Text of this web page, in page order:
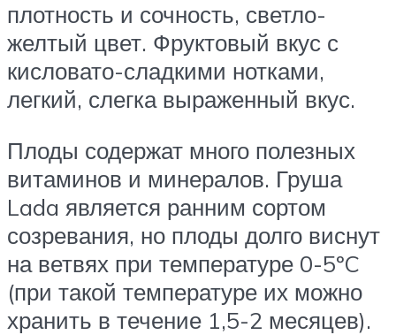
плотность и сочность, светло-
желтый цвет. Фруктовый вкус с
кисловато-сладкими нотками,
легкий, слегка выраженный вкус.
Плоды содержат много полезных
витаминов и минералов. Груша
Lada является ранним сортом
созревания, но плоды долго виснут
на ветвях при температуре 0-5ºC
(при такой температуре их можно
хранить в течение 1,5-2 месяцев).